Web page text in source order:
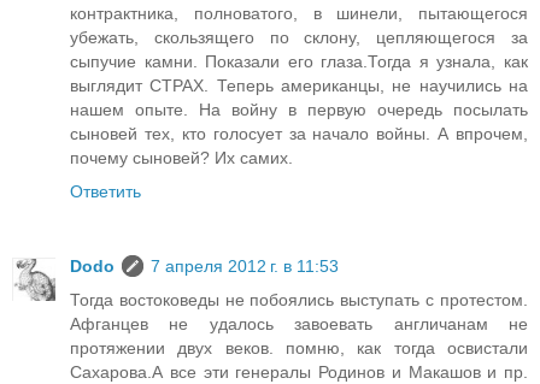
контрактника, полноватого, в шинели, пытающегося
убежать, скользящего по склону, цепляющегося за
сыпучие камни. Показали его глаза.Тогда я узнала, как
выглядит СТРАХ. Теперь американцы, не научились на
нашем опыте. На войну в первую очередь посылать
сыновей тех, кто голосует за начало войны. А впрочем,
почему сыновей? Их самих.
Ответить
Dodo
7 апреля 2012 г. в 11:53
Тогда востоковеды не побоялись выступать с протестом.
Афганцев не удалось завоевать англичанам не
протяжении двух веков. помню, как тогда освистали
Сахарова.А все эти генералы Родинов и Макашов и пр.